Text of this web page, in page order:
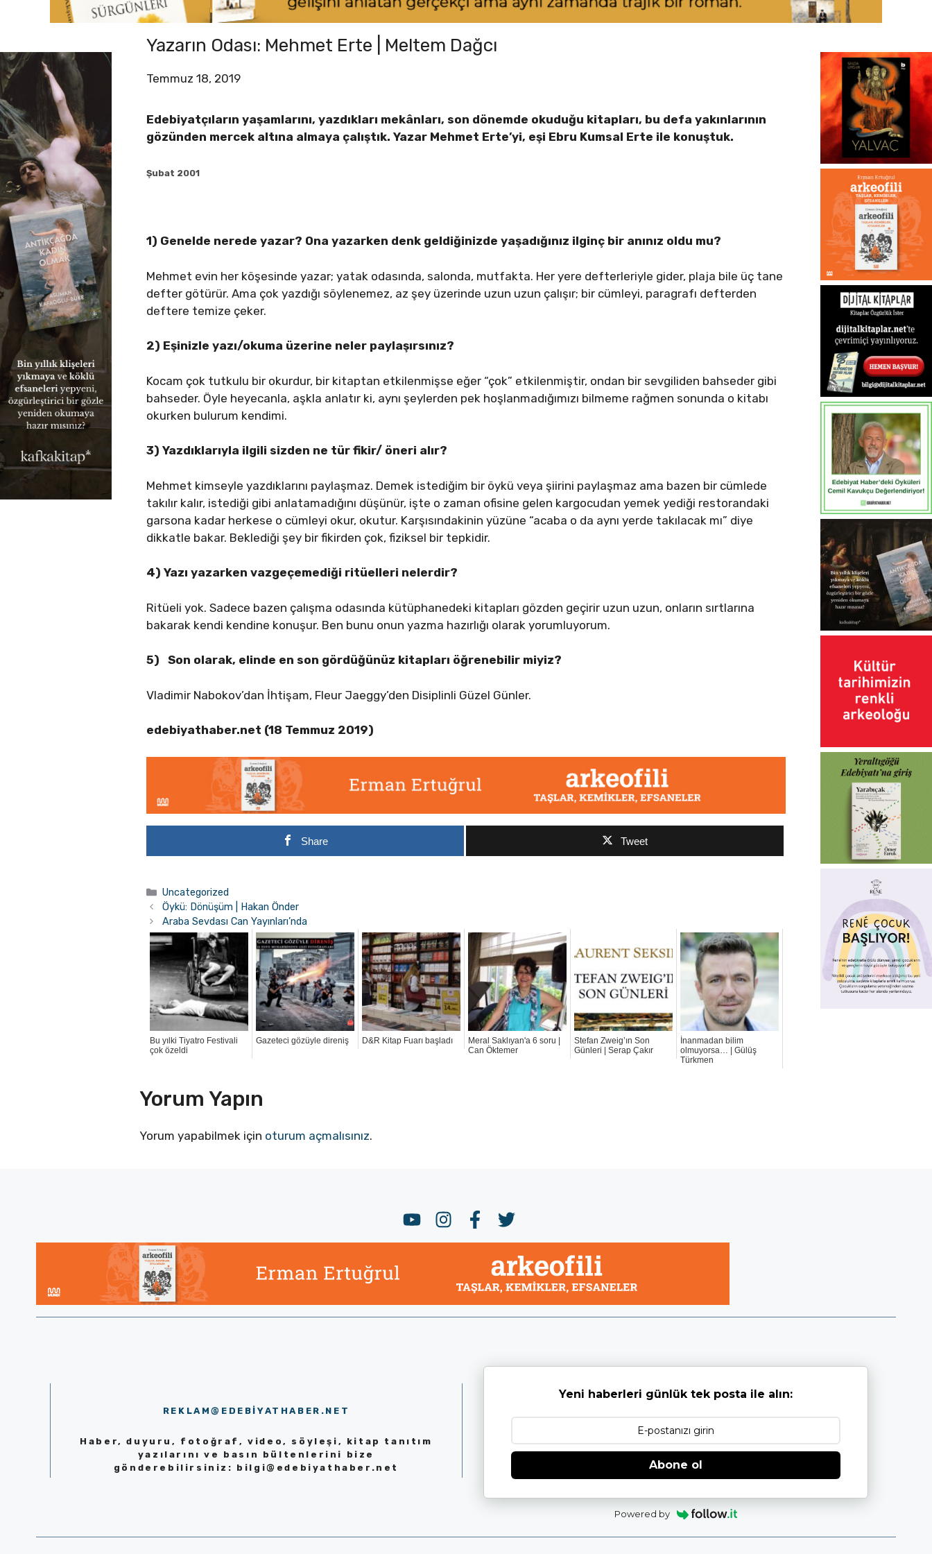
Yazarın Odası: Mehmet Erte | Meltem Dağcı
Temmuz 18, 2019
Edebiyatçıların yaşamlarını, yazdıkları mekânları, son dönemde okuduğu kitapları, bu defa yakınlarının
gözünden mercek altına almaya çalıştık. Yazar Mehmet Erte’yi, eşi Ebru Kumsal Erte ile konuştuk.
Şubat 2001
1) Genelde nerede yazar? Ona yazarken denk geldiğinizde yaşadığınız ilginç bir anınız oldu mu?
Mehmet evin her köşesinde yazar; yatak odasında, salonda, mutfakta. Her yere defterleriyle gider, plaja bile üç tane
defter götürür. Ama çok yazdığı söylenemez, az şey üzerinde uzun uzun çalışır; bir cümleyi, paragrafı defterden
deftere temize çeker.
2) Eşinizle yazı/okuma üzerine neler paylaşırsınız?
Kocam çok tutkulu bir okurdur, bir kitaptan etkilenmişse eğer “çok” etkilenmiştir, ondan bir sevgiliden bahseder gibi
bahseder. Öyle heyecanla, aşkla anlatır ki, aynı şeylerden pek hoşlanmadığımızı bilmeme rağmen sonunda o kitabı
okurken bulurum kendimi.
3) Yazdıklarıyla ilgili sizden ne tür fikir/ öneri alır?
Mehmet kimseyle yazdıklarını paylaşmaz. Demek istediğim bir öykü veya şiirini paylaşmaz ama bazen bir cümlede
takılır kalır, istediği gibi anlatamadığını düşünür, işte o zaman ofisine gelen kargocudan yemek yediği restorandaki
garsona kadar herkese o cümleyi okur, okutur. Karşısındakinin yüzüne “acaba o da aynı yerde takılacak mı” diye
dikkatle bakar. Beklediği şey bir fikirden çok, fiziksel bir tepkidir.
4) Yazı yazarken vazgeçemediği ritüelleri nelerdir?
Ritüeli yok. Sadece bazen çalışma odasında kütüphanedeki kitapları gözden geçirir uzun uzun, onların sırtlarına
bakarak kendi kendine konuşur. Ben bunu onun yazma hazırlığı olarak yorumluyorum.
5) Son olarak, elinde en son gördüğünüz kitapları öğrenebilir miyiz?
Vladimir Nabokov’dan İhtişam, Fleur Jaeggy’den Disiplinli Güzel Günler.
edebiyathaber.net (18 Temmuz 2019)
Share Tweet
Kategoriler
Uncategorized
Öykü: Dönüşüm | Hakan Önder
Araba Sevdası Can Yayınları’nda
Bu yılki Tiyatro Festivali
çok özeldi
Gazeteci gözüyle direniş D&R Kitap Fuarı başladı
Meral Saklıyan'a 6 soru |
Can Öktemer
Stefan Zweig’ın Son
Günleri | Serap Çakır
İnanmadan bilim
olmuyorsa… | Gülüş
Türkmen
Yorum Yapın
Yorum yapabilmek için oturum açmalısınız.
REKLAM@EDEBIYATHABER.NET
Haber, duyuru, fotoğraf, video, söyleşi, kitap tanıtım
yazılarını ve basın bültenlerini bize
gönderebilirsiniz: bilgi@edebiyathaber.net
Yeni haberleri günlük tek posta ile alın:
Abone ol
Powered by